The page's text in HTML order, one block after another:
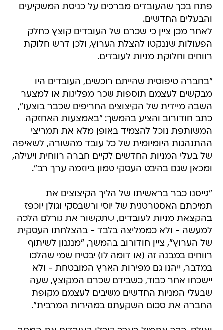
פתח בכך שהעובדים מברכים על כניסת המשקיעים
והבעלים החדשים.
לאחר מכן ציין כי שכרם של העובדים קוצץ כחלק
הפעולות שננקטו להצלת הערוץ, ולכן דרש חלוקת
רווחים וחלוקת מניות לעובדים.
"בחברה טיפוסית שהייתם רוכשים, העובדים היו
מבקשים לעצמם תוספות שכר מפליגות או למצער
השבה מיידית של הקיצוצים החריפים שכבר בוצעו",
כתב חודורוב והציע בהמשך: "באמצעות האחזקה
המשותפת נוכל להצמיד באופן מלא את תמריצי
ההתנהגות היומיומית של כל עובד מהשורה, לשאיפה
של בעלי המניות החדשים לקיים חברה רווחית ויעילה,
ומכאן שגם בהיבט העסקי טמון ביוזמה ערך רב".
"גייסנו כבר בראשיתו של הליך הקיצוצים את
תמיכתם האסטרטגית של יוסי ורשבסקי וגולן יוכפז
בהקצאת מניות לעובדים, שתקשור את גורלם הלכה
למעשה - ולא כממליצה בלבד - בהצלחתו העסקית
של הערוץ", ציין חודורוב בהמשך, "מנגנון לשיתוף
רווחים במבנה זה (או דומה לו) יבטיח שמי שהלכו
במדבר, ייהנו גם מפירות הארץ המובטחת - ולא
יישכחו אחר כבוד, כשבידם שכרם המקוצץ, שעה
שבעלי המניות החדשים משיבים לעצמם מקופת
החברה את סכום השקעתם במהירות המרבית".